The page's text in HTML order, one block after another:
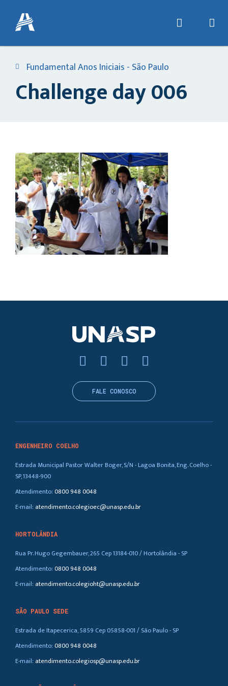
Fundamental Anos Iniciais - São Paulo
Challenge day 006
ENGENHEIRO COELHO
Estrada Municipal Pastor Walter Boger, S/N - Lagoa Bonita, Eng. Coelho -
SP, 13448-900
Atendimento:0800 948 0048
E-mail: atendimento.colegioec@unasp.edu.br
HORTOLÂNDIA
Rua Pr. Hugo Gegembauer, 265 Cep 13184-010 / Hortolândia - SP
Atendimento:0800 948 0048
E-mail: atendimento.colegioht@unasp.edu.br
SÃO PAULO SEDE
Estrada de Itapecerica, 5859 Cep 05858-001 / São Paulo - SP
Atendimento:0800 948 0048
E-mail: atendimento.colegiosp@unasp.edu.br
FALE CONOSCO